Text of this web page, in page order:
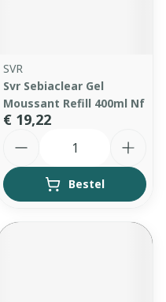
SVR
Svr Sebiaclear Gel
Moussant Refill 400ml Nf
€ 19,22
Bestel